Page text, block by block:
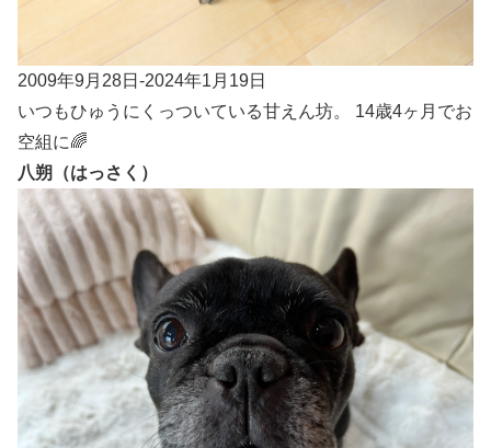
2009年9月28日-2024年1月19日
いつもひゅうにくっついている甘えん坊。 14歳4ヶ月でお
空組に🌈
八朔（はっさく）